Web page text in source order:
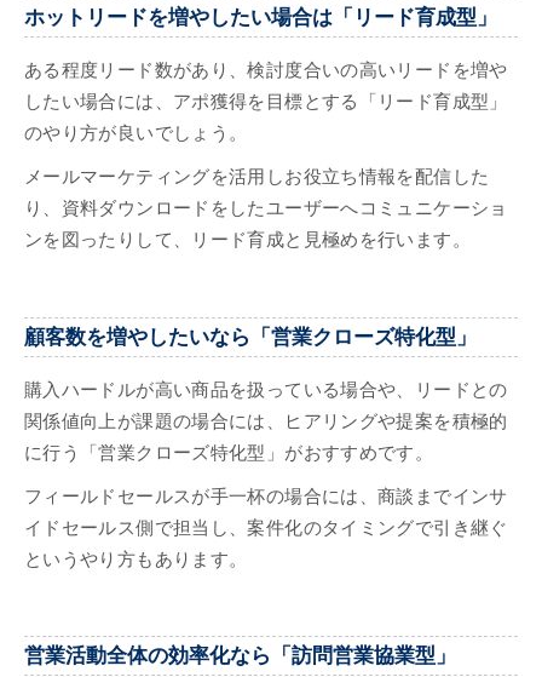
ホットリードを増やしたい場合は「リード育成型」
ある程度リード数があり、検討度合いの高いリードを増や
したい場合には、アポ獲得を目標とする「リード育成型」
のやり方が良いでしょう。
メールマーケティングを活用しお役立ち情報を配信した
り、資料ダウンロードをしたユーザーへコミュニケーショ
ンを図ったりして、リード育成と見極めを行います。
顧客数を増やしたいなら「営業クローズ特化型」
購入ハードルが高い商品を扱っている場合や、リードとの
関係値向上が課題の場合には、ヒアリングや提案を積極的
に行う「営業クローズ特化型」がおすすめです。
フィールドセールスが手一杯の場合には、商談までインサ
イドセールス側で担当し、案件化のタイミングで引き継ぐ
というやり方もあります。
営業活動全体の効率化なら「訪問営業協業型」